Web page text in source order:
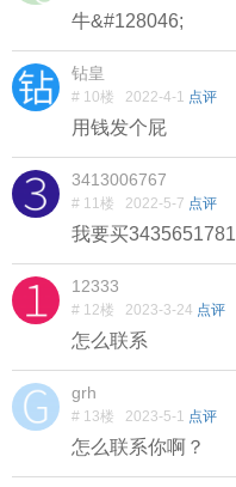
牛&#128046;
钻皇
# 10楼 2022-4-1 点评
用钱发个屁
3413006767
# 11楼 2022-5-7 点评
我要买3435651781
12333
# 12楼 2023-3-24 点评
怎么联系
grh
# 13楼 2023-5-1 点评
怎么联系你啊？